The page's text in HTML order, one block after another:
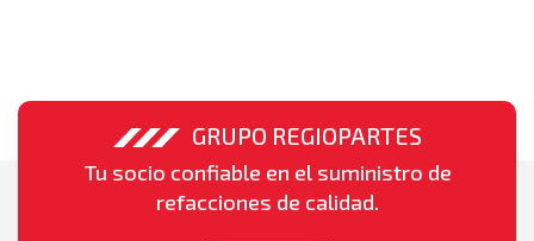
Turbos
Volante o Flywheel
Seguridad
Alarmas de retroceso
GRUPO REGIOPARTES
Tu socio confiable en el suministro de
refacciones de calidad.